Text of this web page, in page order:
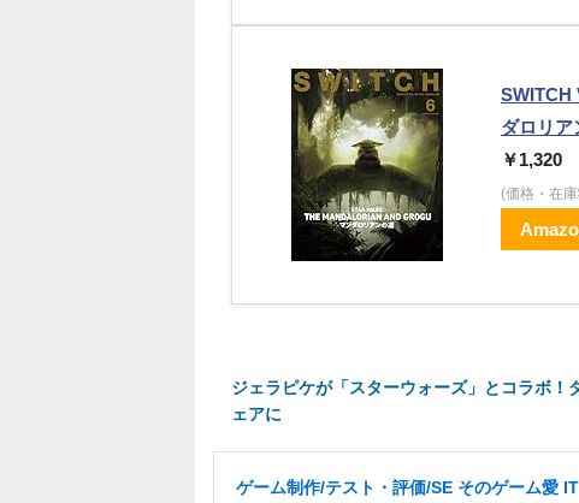
SWITCH
ダロリア
￥1,320
(価格・在
ジェラピケが「スターウォーズ」とコラボ
ェアに
ゲーム制作/テスト・評価/SE そのゲーム愛 IT